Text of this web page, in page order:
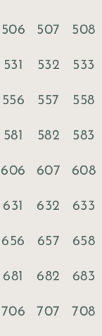
506 507 508
531 532 533
556 557 558
581 582 583
606 607 608
631 632 633
656 657 658
681 682 683
706 707 708